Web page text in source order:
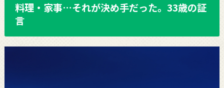
料理・家事…それが決め手だった。33歳の証
言